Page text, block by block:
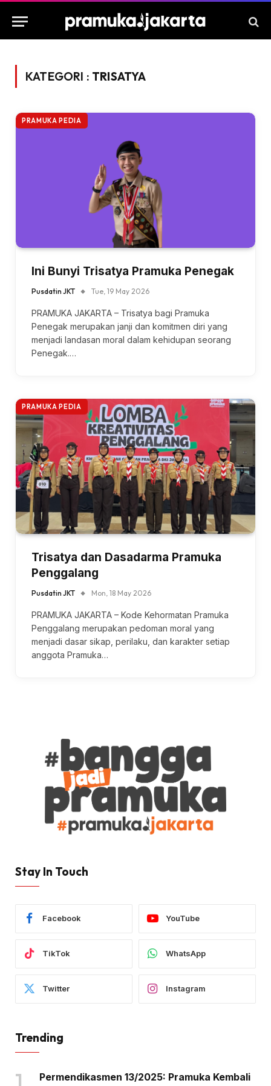
KATEGORI : TRISATYA
PRAMUKA PEDIA
Ini Bunyi Trisatya Pramuka Penegak
Pusdatin JKT Tue, 19 May 2026
PRAMUKA JAKARTA – Trisatya bagi Pramuka
Penegak merupakan janji dan komitmen diri yang
menjadi landasan moral dalam kehidupan seorang
Penegak.…
PRAMUKA PEDIA
Trisatya dan Dasadarma Pramuka
Penggalang
Pusdatin JKT Mon, 18 May 2026
PRAMUKA JAKARTA – Kode Kehormatan Pramuka
Penggalang merupakan pedoman moral yang
menjadi dasar sikap, perilaku, dan karakter setiap
anggota Pramuka…
Stay In Touch
Facebook YouTube
TikTok WhatsApp
Twitter Instagram
Trending
Permendikasmen 13/2025: Pramuka Kembali